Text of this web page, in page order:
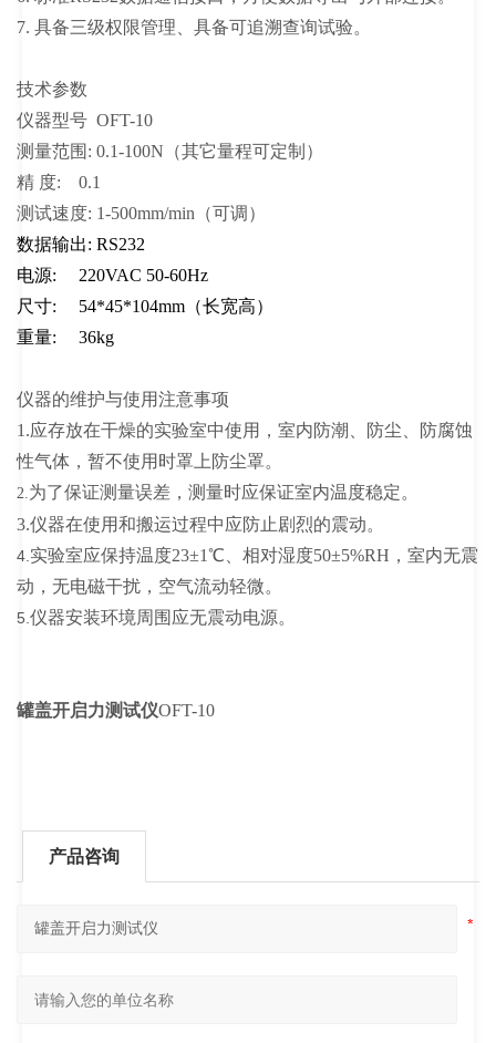
7. 具备三级权限管理、具备可追溯查询试验。
技术参数
仪器型号 OFT-10
测量范围: 0.1-100N（其它量程可定制）
精 度: 0.1
测试速度: 1-500mm/min（可调）
数据输出: RS232
电源: 220VAC 50-60Hz
尺寸: 54*45*104mm（长宽高）
重量: 36kg
仪器的维护与使用注意事项
1.应存放在干燥的实验室中使用，室内防潮、防尘、防腐蚀
性气体，暂不使用时罩上防尘罩。
2.为了保证测量误差，测量时应保证室内温度稳定。
3.仪器在使用和搬运过程中应防止剧烈的震动。
4.实验室应保持温度23±1℃、相对湿度50±5%RH，室内无震
动，无电磁干扰，空气流动轻微。
5.仪器安装环境周围应无震动电源。
罐盖开启力测试仪OFT-10
产品咨询